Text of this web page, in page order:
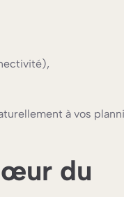
à vos
du